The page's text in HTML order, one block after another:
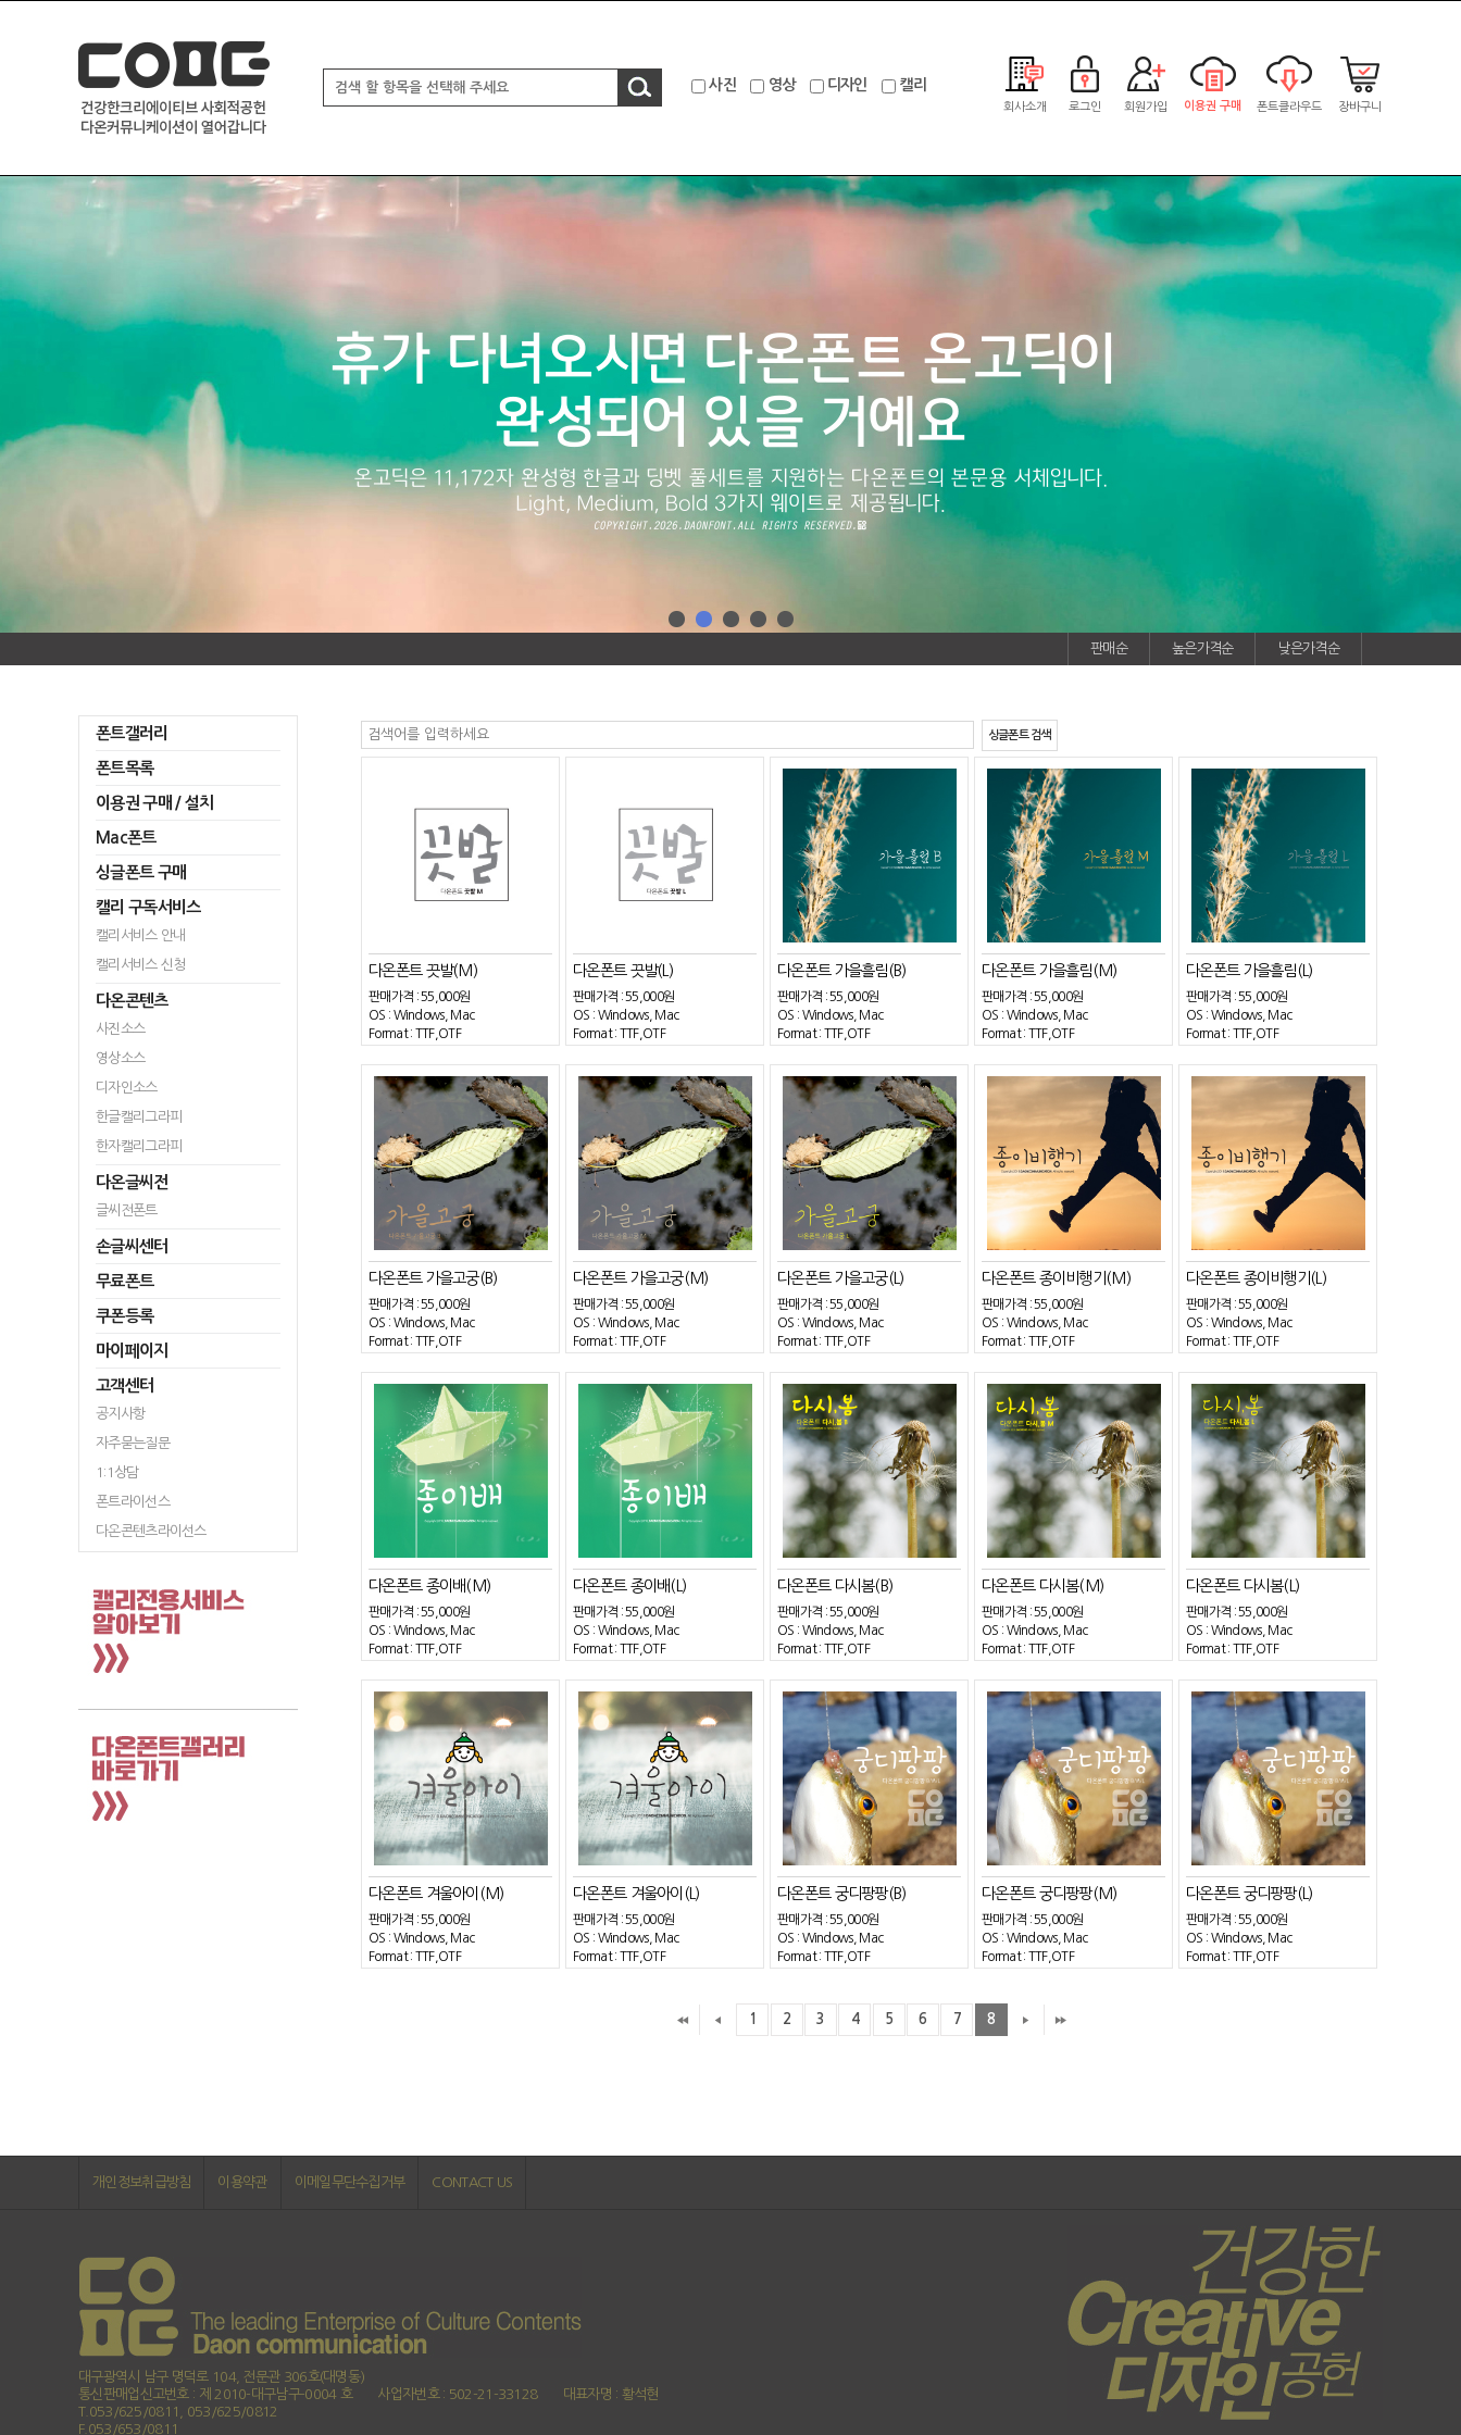
사진 영상 디자인 캘리
회사소개 로그인 회원가입 이용권 구매 폰트클라우드 장바구니
폰트갤러리
폰트목록
이용권 구매 / 설치
Mac폰트
싱글폰트 구매
캘리 구독서비스
캘리서비스 안내
캘리서비스 신청
다온콘텐츠
사진소스
영상소스
디자인소스
한글캘리그라피
한자캘리그라피
다온글씨전
글씨전폰트
손글씨센터
무료폰트
쿠폰등록
마이페이지
고객센터
공지사항
자주묻는질문
1:1상담
폰트라이선스
다온콘텐츠라이선스
판매순 높은가격순 낮은가격순
싱글폰트 검색
다온폰트 끗발(M)
판매가격 : 55,000원
OS : Windows, Mac
Format : TTF,OTF
다온폰트 끗발(L)
판매가격 : 55,000원
OS : Windows, Mac
Format : TTF,OTF
다온폰트 가을흘림(B)
판매가격 : 55,000원
OS : Windows, Mac
Format : TTF,OTF
다온폰트 가을흘림(M)
판매가격 : 55,000원
OS : Windows, Mac
Format : TTF,OTF
다온폰트 가을흘림(L)
판매가격 : 55,000원
OS : Windows, Mac
Format : TTF,OTF
다온폰트 가을고궁(B)
판매가격 : 55,000원
OS : Windows, Mac
Format : TTF,OTF
다온폰트 가을고궁(M)
판매가격 : 55,000원
OS : Windows, Mac
Format : TTF,OTF
다온폰트 가을고궁(L)
판매가격 : 55,000원
OS : Windows, Mac
Format : TTF,OTF
다온폰트 종이비행기(M)
판매가격 : 55,000원
OS : Windows, Mac
Format : TTF,OTF
다온폰트 종이비행기(L)
판매가격 : 55,000원
OS : Windows, Mac
Format : TTF,OTF
다온폰트 종이배(M)
판매가격 : 55,000원
OS : Windows, Mac
Format : TTF,OTF
다온폰트 종이배(L)
판매가격 : 55,000원
OS : Windows, Mac
Format : TTF,OTF
다온폰트 다시봄(B)
판매가격 : 55,000원
OS : Windows, Mac
Format : TTF,OTF
다온폰트 다시봄(M)
판매가격 : 55,000원
OS : Windows, Mac
Format : TTF,OTF
다온폰트 다시봄(L)
판매가격 : 55,000원
OS : Windows, Mac
Format : TTF,OTF
다온폰트 겨울아이(M)
판매가격 : 55,000원
OS : Windows, Mac
Format : TTF,OTF
다온폰트 겨울아이(L)
판매가격 : 55,000원
OS : Windows, Mac
Format : TTF,OTF
다온폰트 궁디팡팡(B)
판매가격 : 55,000원
OS : Windows, Mac
Format : TTF,OTF
다온폰트 궁디팡팡(M)
판매가격 : 55,000원
OS : Windows, Mac
Format : TTF,OTF
다온폰트 궁디팡팡(L)
판매가격 : 55,000원
OS : Windows, Mac
Format : TTF,OTF
1 2 3 4 5 6 7 8
개인정보취급방침 이용약관 이메일무단수집거부 CONTACT US
대구광역시 남구 명덕로 104, 전문관 306호(대명동)
통신판매업신고번호 : 제 2010-대구남구-0004 호
사업자번호 : 502-21-33128
대표자명 : 황석현
T.053/625/0811, 053/625/0812
F.053/653/0811